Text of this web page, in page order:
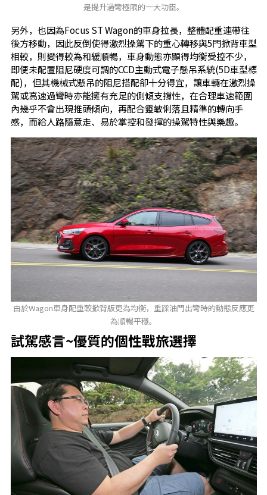
是提升過彎極限的一大功臣。
另外，也因為Focus ST Wagon的車身拉長，整體配重連帶往
後方移動，因此反倒使得激烈操駕下的重心轉移與5門掀背車型
相較，則變得較為和緩順暢，車身動態亦顯得均衡受控不少，
即便未配置阻尼硬度可調的CCD主動式電子懸吊系統(5D車型標
配)，但其機械式懸吊的阻尼搭配卻十分得宜，讓車輛在激烈操
駕或高速過彎時亦能擁有充足的側傾支撐性，在合理車速範圍
內幾乎不會出現推頭傾向，再配合靈敏俐落且精準的轉向手
感，而給人路隨意走、易於掌控和發揮的操駕特性與樂趣。
由於Wagon車身配重較掀背版更為均衡，重踩油門出彎時的動態反應更
為順暢平穩。
試駕感言~優質的個性戰旅選擇